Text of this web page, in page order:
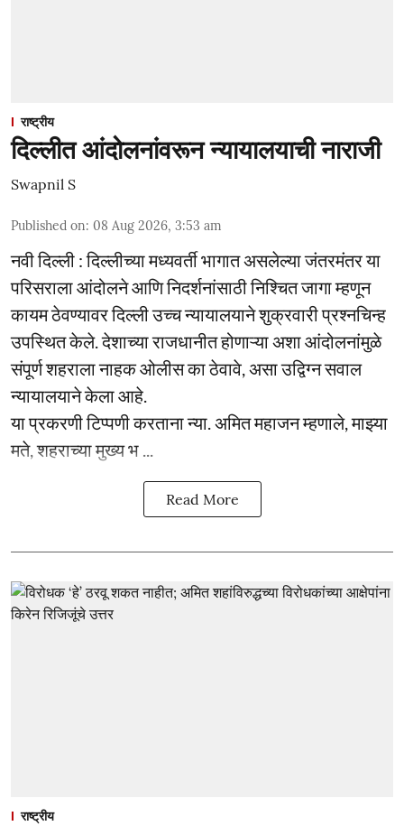
राष्ट्रीय
दिल्लीत आंदोलनांवरून न्यायालयाची नाराजी
Swapnil S
Published on: 08 Aug 2026, 3:53 am
नवी दिल्ली : दिल्लीच्या मध्यवर्ती भागात असलेल्या जंतरमंतर या
परिसराला आंदोलने आणि निदर्शनांसाठी निश्चित जागा म्हणून
कायम ठेवण्यावर दिल्ली उच्च न्यायालयाने शुक्रवारी प्रश्नचिन्ह
उपस्थित केले. देशाच्या राजधानीत होणाऱ्या अशा आंदोलनांमुळे
संपूर्ण शहराला नाहक ओलीस का ठेवावे, असा उद्विग्न सवाल
न्यायालयाने केला आहे.
या प्रकरणी टिप्पणी करताना न्या. अमित महाजन म्हणाले, माझ्या
मते, शहराच्या मुख्य भ ...
Read More
राष्ट्रीय